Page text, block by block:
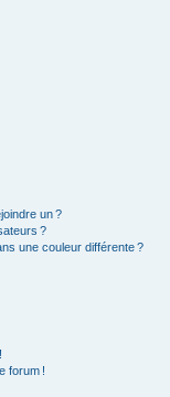
un ?
?
une couleur différente ?
forum !